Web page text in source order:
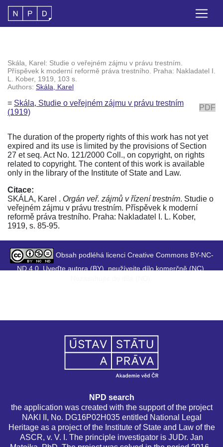
Skála, Karel: Studie o veřejném zájmu v právu trestním.
Příspěvek k moderní reformě práva trestního. Praha: Nakladatel I.
L. Kober, 1919, 103 s.
Authors: Skála, Karel
= Skála, Studie o veřejném zájmu v právu trestním
(1919)
PDF
The duration of the property rights of this work has not yet
expired and its use is limited by the provisions of Section
27 et seq. Act No. 121/2000 Coll., on copyright, on rights
related to copyright. The content of this work is available
only in the library of the Institute of State and Law.
Citace:
SKÁLA, Karel . Orgán veř. zájmů v řízení trestním. Studie o
veřejném zájmu v právu trestním. Příspěvek k moderní
reformě práva trestního. Praha: Nakladatel I. L. Kober,
1919, s. 85-95.
Obsah podléhá licenci Creative Commons BY-NC-
ND 4.0. Uveďte autora (BY), neužívejte dílo komerčně (NC),
NPD search
the application was created with the support of the project
NAKI II, No. DG16P02H035 entitled National Legal
Heritage as a project of the Institute of State and Law of the
ASCR, v. V. I. The principle investigator is JUDr. Jan